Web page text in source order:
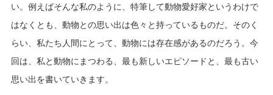
い。例えばそんな私のように、特筆して動物愛好家というわけで
はなくとも、動物との思い出は色々と持っているものだ。そのく
らい、私たち人間にとって、動物には存在感があるのだろう。今
回は、私と動物にまつわる、最も新しいエピソードと、最も古い